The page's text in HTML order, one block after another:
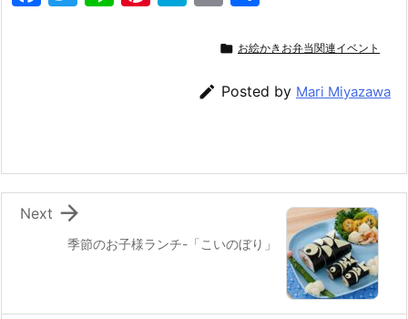
o
k
a
ai
l
 お絵かきお弁当関連イベント
 Posted by Mari Miyazawa
季節のお子様ランチ-「こいのぼり」

Next